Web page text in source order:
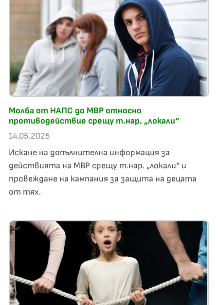
Молба от НАПС до МВР относно
противодействие срещу т.нар. „локали“
14.05.2025
Искане на допълнителна информация за
действията на МВР срещу т.нар. „локали“ и
провеждане на кампания за защита на децата
от тях.